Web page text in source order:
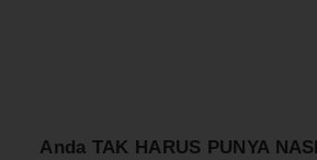
Anda TAK HARUS PUNYA